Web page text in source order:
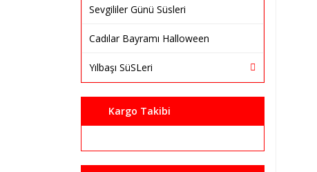
Sevgililer Günü Süsleri
Cadılar Bayramı Halloween
Yılbaşı SüSLeri
Kargo Takibi